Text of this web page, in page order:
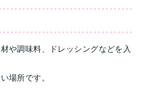
や調味料、ドレッシングなどを入
場所です。